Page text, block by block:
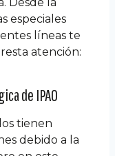
especiales
líneas te
atención:
de IPAO
tienen
debido a la